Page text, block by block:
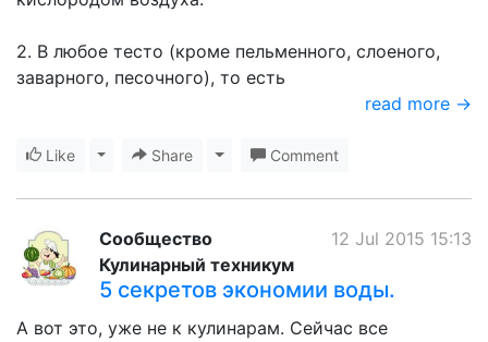
2. В любое тесто (кроме пельменного, слоеного,
заварного, песочного), то есть
read more →
Like Toggle Dropdown
Share Toggle Dropdown
Comment
12 Jul 2015 15:13
Сообщество
Кулинарный техникум
5 секретов экономии воды.
А вот это, уже не к кулинарам. Сейчас все